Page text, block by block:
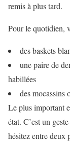
remis à plus tard.
Pour le quotidien,
des baskets
une paire de
habillées
des mocassins
Le plus important
état. C’est un
hésitez entre deux